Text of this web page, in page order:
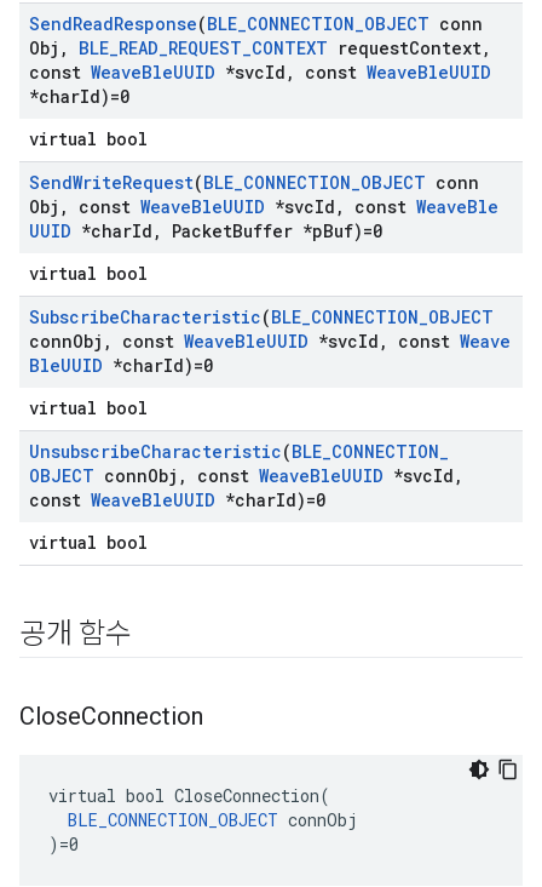
SendReadResponse(BLE_CONNECTION_OBJECT conn
Obj , BLE_READ_REQUEST_CONTEXT requestContext,
const WeaveBleUUID *svcId , const WeaveBleUUID
*charId)=0
virtual bool
SendWriteRequest(BLE_CONNECTION_OBJECT conn
Obj , const WeaveBleUUID *svcId , const WeaveBle
UUID *charId , PacketBuffer *pBuf)=0
virtual bool
SubscribeCharacteristic(BLE_CONNECTION_OBJECT
connObj , const WeaveBleUUID *svcId , const Weave
BleUUID *charId)=0
virtual bool
UnsubscribeCharacteristic(BLE_CONNECTION_
OBJECT connObj , const WeaveBleUUID *svcId ,
const WeaveBleUUID *charId)=0
virtual bool
공개 함수
CloseConnection
virtual bool CloseConnection(
BLE_CONNECTION_OBJECT connObj
)=0